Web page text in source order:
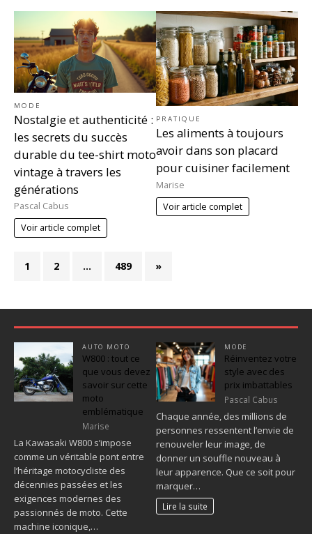
MODE
Nostalgie et authenticité :
les secrets du succès
durable du tee-shirt moto
vintage à travers les
générations
Pascal Cabus
Voir article complet
PRATIQUE
Les aliments à toujours
avoir dans son placard
pour cuisiner facilement
Marise
Voir article complet
1 2 … 489 »
AUTO MOTO
W800 : tout ce
que vous devez
savoir sur cette
moto
emblématique
Marise
La Kawasaki W800 s’impose
comme un véritable pont entre
l’héritage motocycliste des
décennies passées et les
exigences modernes des
passionnés de moto. Cette
machine iconique,…
MODE
Réinventez votre
style avec des
prix imbattables
Pascal Cabus
Chaque année, des millions de
personnes ressentent l’envie de
renouveler leur image, de
donner un souffle nouveau à
leur apparence. Que ce soit pour
marquer…
Lire la suite